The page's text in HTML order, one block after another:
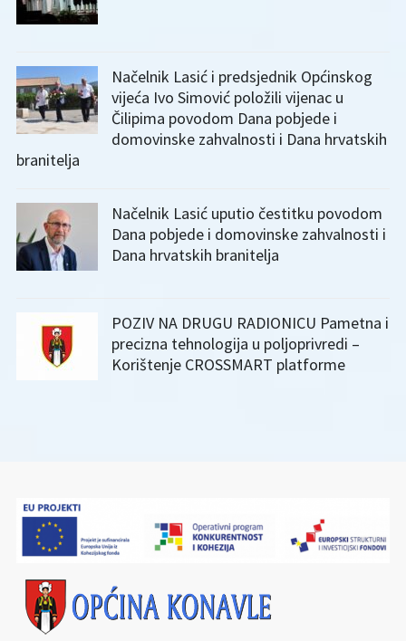
Načelnik Lasić i predsjednik Općinskog
vijeća Ivo Simović položili vijenac u
Čilipima povodom Dana pobjede i
domovinske zahvalnosti i Dana hrvatskih
branitelja
Načelnik Lasić uputio čestitku povodom
Dana pobjede i domovinske zahvalnosti i
Dana hrvatskih branitelja
POZIV NA DRUGU RADIONICU Pametna i
precizna tehnologija u poljoprivredi –
Korištenje CROSSMART platforme